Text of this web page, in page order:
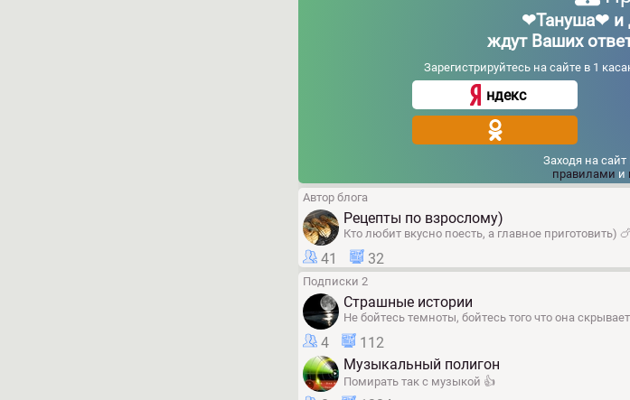
❤Тануша❤ и
ждут Ваших
Зарегистрируйтесь на сайте в 1
ндекс
Заходя на
правилами и
Автор блога
Рецепты по взрослому)
Кто любит вкусно поесть, а главное приготовить)
41 32
Подписки 2
Страшные истории
Не бойтесь темноты, бойтесь того что она
4
112
Музыкальный полигон
Помирать так с музыкой 👍